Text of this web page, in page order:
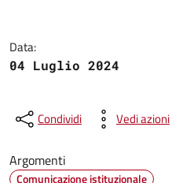
Data:
04 Luglio 2024
Condividi Vedi azioni
Argomenti
Comunicazione istituzionale